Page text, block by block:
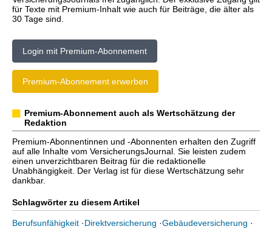
für Texte mit Premium-Inhalt wie auch für Beiträge, die älter als
30 Tage sind.
Login mit Premium-Abonnement
Premium-Abonnement erwerben
Premium-Abonnement auch als Wertschätzung der
Redaktion
Premium-Abonnentinnen und -Abonnenten erhalten den Zugriff
auf alle Inhalte vom VersicherungsJournal. Sie leisten zudem
einen unverzichtbaren Beitrag für die redaktionelle
Unabhängigkeit. Der Verlag ist für diese Wertschätzung sehr
dankbar.
Schlagwörter zu diesem Artikel
Berufsunfähigkeit ·Direktversicherung ·Gebäudeversicherung ·